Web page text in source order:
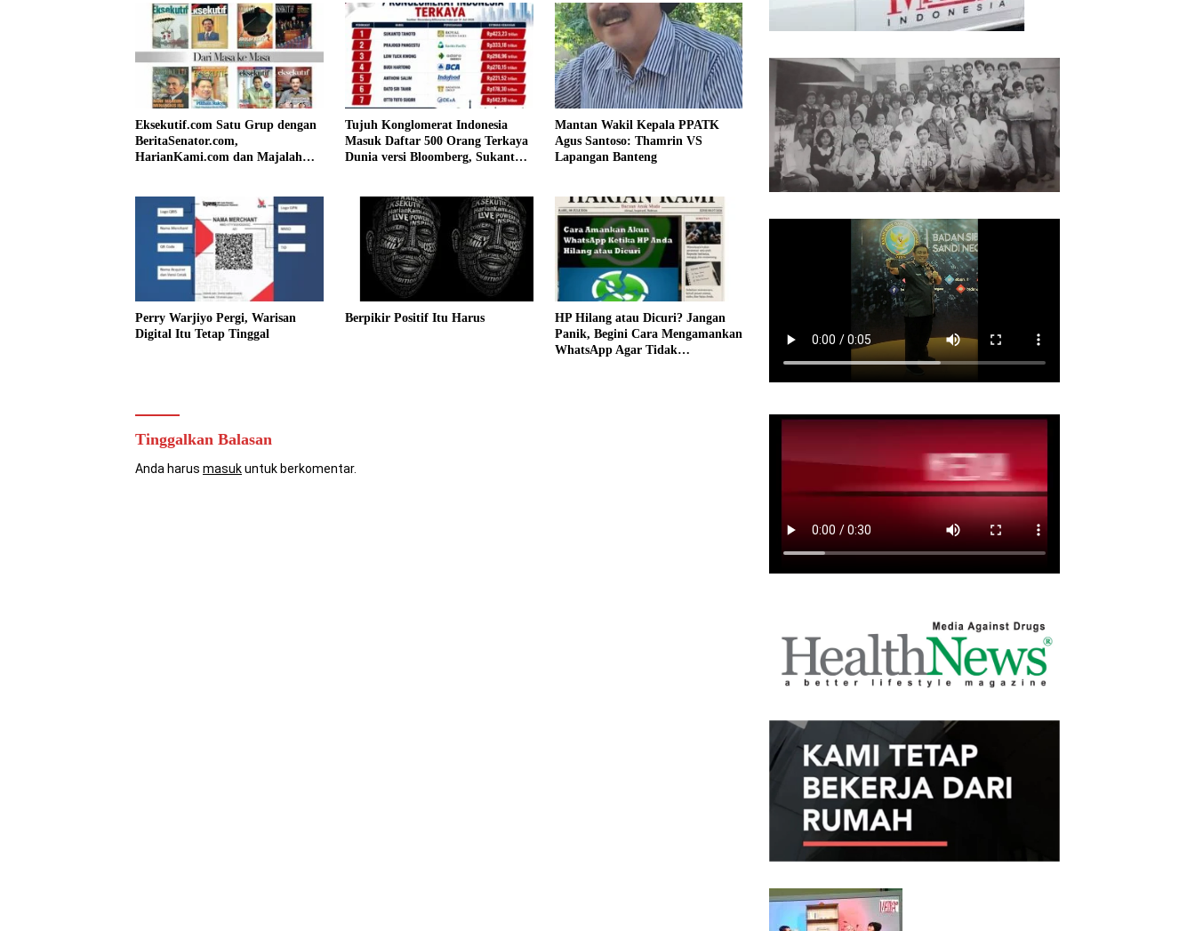
Eksekutif.com Satu Grup dengan
BeritaSenator.com,
HarianKami.com dan Majalah
Tujuh Konglomerat Indonesia
Masuk Daftar 500 Orang Terkaya
Dunia versi Bloomberg, Sukanto
Mantan Wakil Kepala PPATK
Agus Santoso: Thamrin VS
Lapangan Banteng
Perry Warjiyo Pergi, Warisan
Digital Itu Tetap Tinggal
Berpikir Positif Itu Harus
HP Hilang atau Dicuri? Jangan
Panik, Begini Cara Mengamankan
WhatsApp Agar Tidak
Tinggalkan Balasan
Anda harus masukuntuk berkomentar.